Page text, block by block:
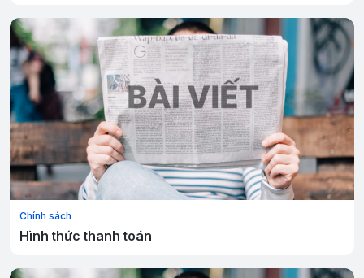
Chính sách
Hình thức thanh toán